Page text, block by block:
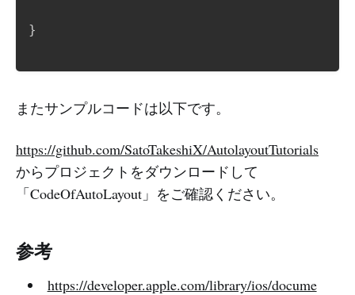
}
またサンプルコードは以下です。
https://github.com/SatoTakeshiX/AutolayoutTutorials
からプロジェクトをダウンロードして
「CodeOfAutoLayout」をご確認ください。
参考
https://developer.apple.com/library/ios/docume